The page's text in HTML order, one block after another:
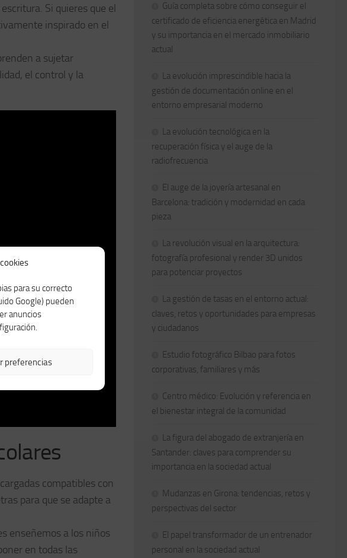
para su correcto
Google) pueden
anuncios
preferencias
Si quieres que el
inspirado en el
a sujetar
el control y la
compatibles con
para que se adapte a
enseñemos a los niños
en todas las
Guía completa sobre cómo conseguir el
certificado de eficiencia energética en Madrid
y su importancia en el mercado inmobiliario
actual
La evolución imprescindible hacia la
gestión de documentación online en el
entorno empresarial moderno
La evolución tecnológica en la
recuperación física y el auge de la
radiofrecuencia
El auge de la joyería artesanal en
Barcelona: tradición y modernidad en cada
pieza
La revolución visual en la arquitectura:
fotografía profesional y render 3D unidos
para potenciar proyectos
La gestión de tasas en el entorno actual:
claves, retos y oportunidades para empresas
y ciudadanos
Estudio fotográfico Bilbao para fotos
corporativas, familiares y más
Centro médico: Evolución y referencia en
el bienestar integral de la comunidad
La figura del abogado de extranjería en
Santander: claves para comprender su
importancia en la sociedad actual
Mudanzas en Girona: tendencias, retos y
perspectivas del sector
El papel transformador de un entrenador
personal en la sociedad actual